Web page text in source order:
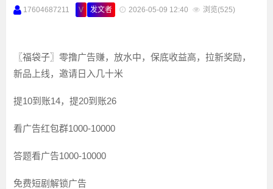
17604687211 V 发文者 2026-05-09 12:40 浏览(525)
〖福袋子〗零撸广告赚，放水中，保底收益高，拉新奖励，
新品上线，邀请日入几十米
提10到账14，提20到账26
看广告红包群1000-10000
答题看广告1000-10000
免费短剧解锁广告